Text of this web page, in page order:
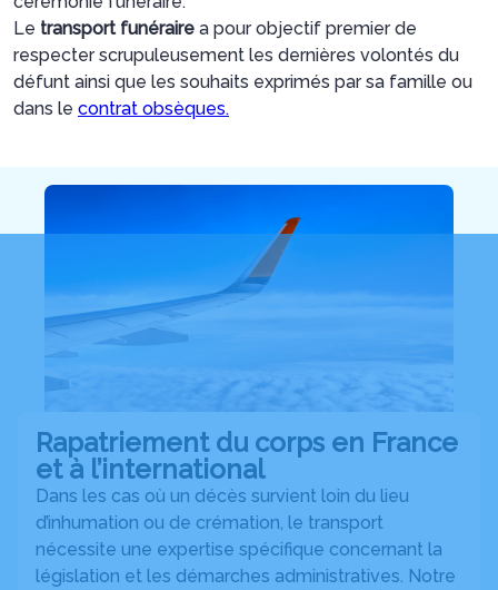
Le transport funéraire a pour objectif premier de
respecter scrupuleusement les dernières volontés du
défunt ainsi que les souhaits exprimés par sa famille ou
dans le contrat obsèques.
Rapatriement du corps en France
et à l’international
Dans les cas où un décès survient loin du lieu
d’inhumation ou de crémation, le transport
nécessite une expertise spécifique concernant la
législation et les démarches administratives. Notre